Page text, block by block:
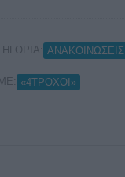
ΑΝΑΚΟΙΝΩΣΕΙΣ
«4ΤΡΟΧΟΙ»